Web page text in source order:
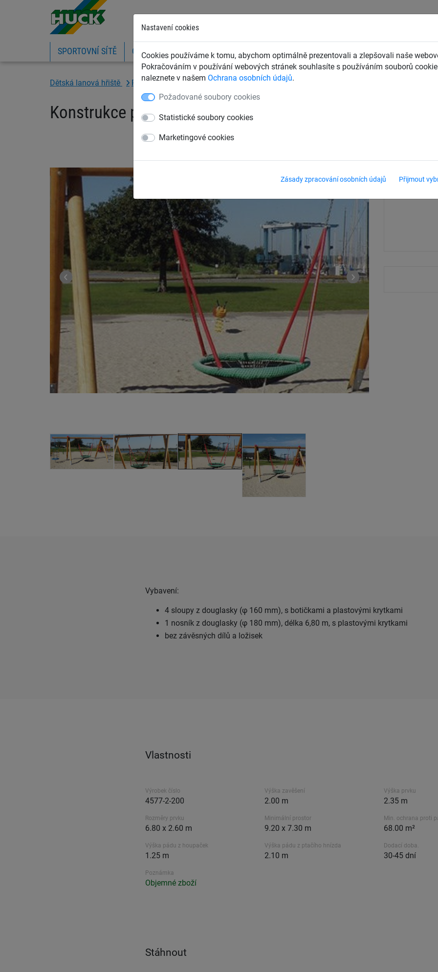
Nastavení cookies
Cookies používáme k tomu, abychom optimálně prezentovali a zlepšovali naše
Pokračováním v používání webových stránek souhlasíte s používáním souborů
naleznete v našem Ochrana osobních údajů.
Požadované soubory cookies
Statistické soubory cookies
Marketingové cookies
Zásady zpracování osobních údajů Přijmout
SPORTOVNÍ SÍTĚ OCHRANNÉ SÍTĚ A PLACHTY ZÁCHYTNÉ BEZPEČNOSTNÍ SÍTĚ DĚTSKÁ LANOVÁ
Dětská lanová hřiště Rámy pro houpačky Dřevěné rámy pro houpačky
Konstrukce pro houpačky z douglasky dlouhá, výška
Vybavení:
4 sloupy z douglasky (φ 160 mm), s botičkami a plastovými krytkami
1 nosník z douglasky (φ 180 mm), délka 6,80 m, s plastovými krytkami
bez závěsných dílů a ložisek
Vlastnosti
Výrobek číslo
4577-2-200
Výška zavěšení
2.00 m
Výška prvku
2.35 m
Rozměry prvku
6.80 x 2.60 m
Minimální prostor
9.20 x 7.30 m
Min. ochrana proti
68.00 m²
Výška pádu z houpaček
1.25 m
Výška pádu z ptačího hnízda
2.10 m
Dodací doba.
30-45 dní
Poznámka
Objemné zboží
Stáhnout